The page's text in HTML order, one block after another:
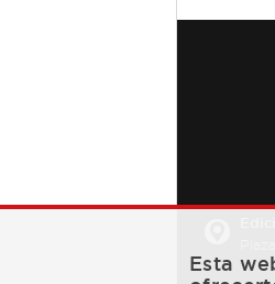
Esta